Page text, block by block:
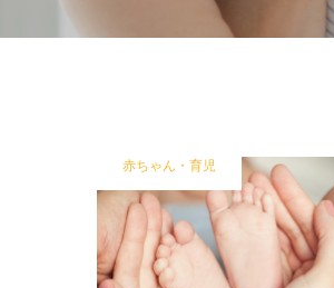
赤ちゃん・育児